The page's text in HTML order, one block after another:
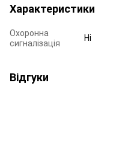
Характеристики
Охоронна
сигналізація
Ні
Відгуки